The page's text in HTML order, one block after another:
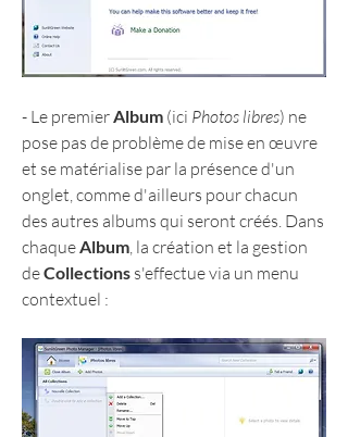
- Le premier Album (ici Photos libres) ne
pose pas de problème de mise en œuvre
et se matérialise par la présence d'un
onglet, comme d'ailleurs pour chacun
des autres albums qui seront créés. Dans
chaque Album , la création et la gestion
de Collections s'effectue via un menu
contextuel :